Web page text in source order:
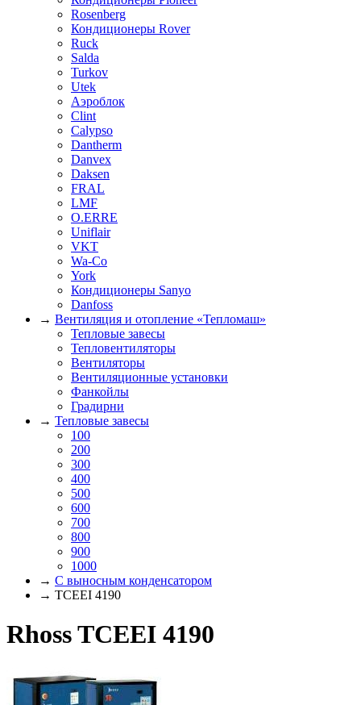
Rosenberg
Кондиционеры Rover
Ruck
Salda
Turkov
Utek
Аэроблок
Clint
Calypso
Dantherm
Danvex
Daksen
FRAL
LMF
O.ERRE
Uniflair
VKT
Wa-Co
York
Кондиционеры Sanyo
Danfoss
→ Вентиляция и отопление «Тепломаш»
Тепловые завесы
Тепловентиляторы
Вентиляторы
Вентиляционные установки
Фанкойлы
Градирни
→ Тепловые завесы
100
200
300
400
500
600
700
800
900
1000
→ С выносным конденсатором
→ TCEEI 4190
Rhoss TCEEI 4190